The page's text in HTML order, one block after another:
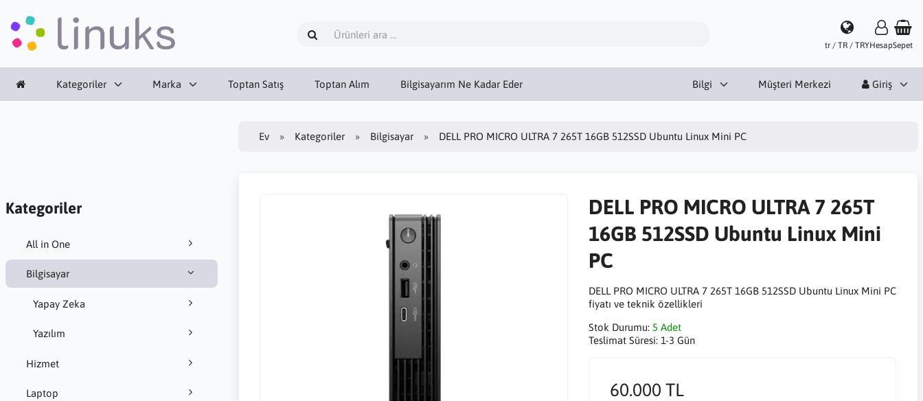
tr / TR / TRYHesapSepet
Kategoriler Marka Toptan Satış Toptan Alım Bilgisayarım Ne Kadar Eder Bilgi Müşteri Merkezi Giriş
Kategoriler
All in One
Bilgisayar
Yapay Zeka
Yazılım
Hizmet
Laptop
Ev Kategoriler Bilgisayar DELL PRO MICRO ULTRA 7 265T 16GB 512SSD Ubuntu Linux Mini PC
DELL PRO MICRO ULTRA 7 265T
16GB 512SSD Ubuntu Linux Mini
PC
DELL PRO MICRO ULTRA 7 265T 16GB 512SSD Ubuntu Linux Mini PC
fiyatı ve teknik özellikleri
Stok Durumu: 5 Adet
Teslimat Süresi: 1-3 Gün
60.000 TL